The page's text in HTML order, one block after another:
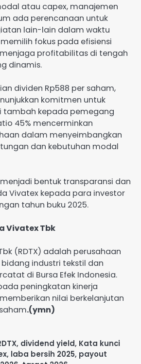
atau capex, manajemen
ada perencanaan untuk
lain-lain dalam waktu
fokus pada efisiensi
profitabilitas di tengah
dinamis.
dividen Rp588 per saham,
komitmen untuk
tambah kepada pemegang
45% mencerminkan
dalam menyeimbangkan
dan kebutuhan modal
menjadi bentuk transparansi dan
Vivatex kepada para investor
tahun buku 2025.
Vivatex Tbk
(RDTX) adalah perusahaan
industri tekstil dan
di Bursa Efek Indonesia.
peningkatan kinerja
nilai berkelanjutan
.(ymn)
, dividend yield, Kata kunci
, laba bersih 2025, payout